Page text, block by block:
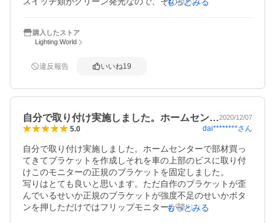
ディマー機能はありませんが、リアビジョンなので夜間の
運転には支障がありませんし、必要であれば設定で明るさ
もっと早く購入すれば良かったと思う程です。
購入したストア
Lighting World
違反報告 いいね19
自分で取り付け実施しました。ホームセン…2020/12/07
5.0 dai********さん
自分で取り付け実施しました。ホームセンターで部材買っ
てきてブラケットを作成しそれを車の上部のビスに取り付
けこのモニターの正規のブラケットを固定しました。
写りはとても良いと思います。ただ自作のブラケットが歪
んでいるせいか正規のブラケットが強度不足のせいかボタ
ンを押しただけではフリップモニターが降りてきません。
もっとみる